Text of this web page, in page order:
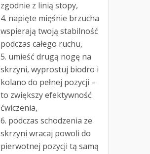
zgodnie z linią stopy,
napięte mięśnie brzucha
wspierają twoją stabilność
podczas całego ruchu,
umieść drugą nogę na
skrzyni, wyprostuj biodro i
kolano do pełnej pozycji –
to zwiększy efektywność
ćwiczenia,
podczas schodzenia ze
skrzyni wracaj powoli do
pierwotnej pozycji tą samą